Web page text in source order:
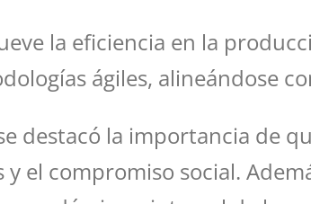
la eficiencia en la
ágiles, alineándose
destacó la importancia de
el compromiso social.